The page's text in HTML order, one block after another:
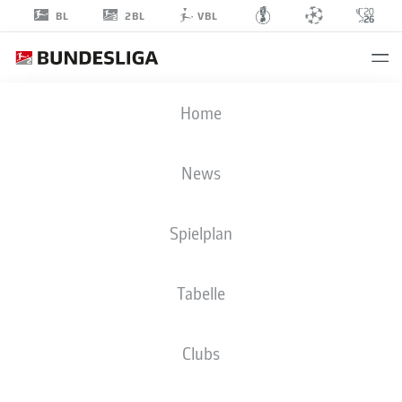
BL 2BL VBL
Home
News
Spielplan
Tabelle
Clubs